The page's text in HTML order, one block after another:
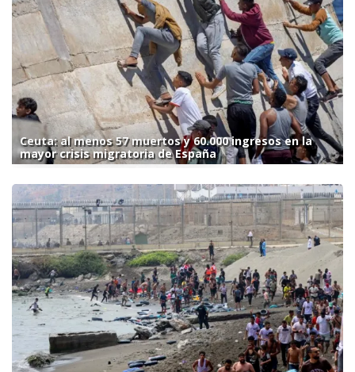
Ceuta: al menos 57 muertos y 60.000 ingresos en la
mayor crisis migratoria de España